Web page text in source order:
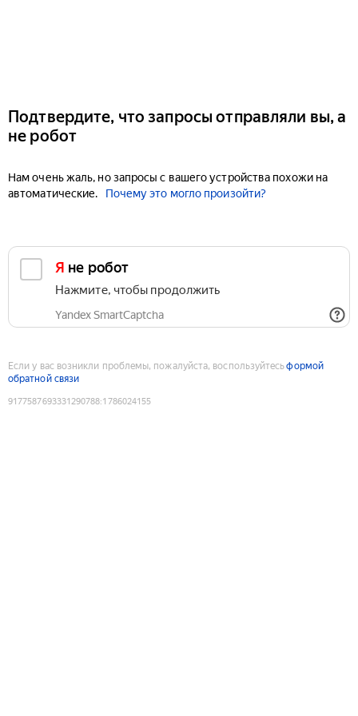
Подтвердите, что запросы отправляли вы, а
не робот
Нам очень жаль, но запросы с вашего устройства похожи на
автоматические.
Почему это могло произойти?
Я не робот
Нажмите, чтобы продолжить
Yandex SmartCaptcha
Если у вас возникли проблемы, пожалуйста, воспользуйтесьформой
обратной связи
9177587693331290788:1786024155